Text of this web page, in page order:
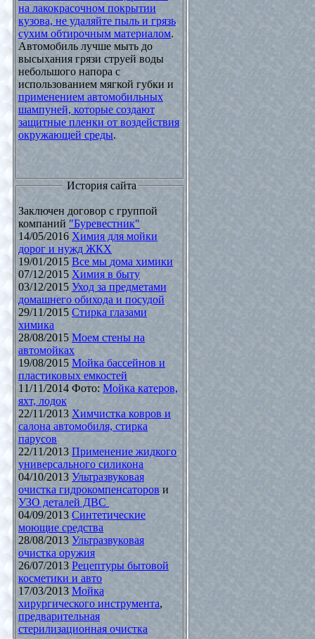
на лакокрасочном покрытии
кузова, не удаляйте пыль и грязь
сухим обтирочным материалом.
Автомобиль лучше мыть до
высыхания грязи струей воды
небольшого напора с
использованием мягкой губки и
применением автомобильных
шампуней, которые создают
защитные пленки от воздействия
окружающей среды.
История сайта
Заключен договор с группой
компаний "Буревестник"
14/05/2016 Химия для мойки
дорог и нужд ЖКХ
19/01/2015
Все мы дома химики
07/12/2015 Химия в быту
03/12/2015 Уход за предметами
домашнего обихода и посудой
29/11/2015 Стирка глазами
химика
28/08/2015 Моем стены на
автомойках
19/08/2015 Мойка бассейнов и
пластиковых емкостей
11/11/2014 Фото: Мойка катеров,
яхт, лодок
22/11/2013 Химчистка ковров и
салона автомобиля, стирка
парусов
22/11/2013 Применение жидкого
универсального силикона
04/10/2013 Ультразвуковая
очистка гидрокомпенсаторов и
УЗО деталей ДВС
04/09/2013 Синтетические
моющие средства
28/08/2013 Ультразвуковая
очистка оружия
26/07/2013 Рецептуры бытовой
косметики и авто
17/03/2013 Мойка
хирургического инструмента,
предварительная
стерилизационная очистка